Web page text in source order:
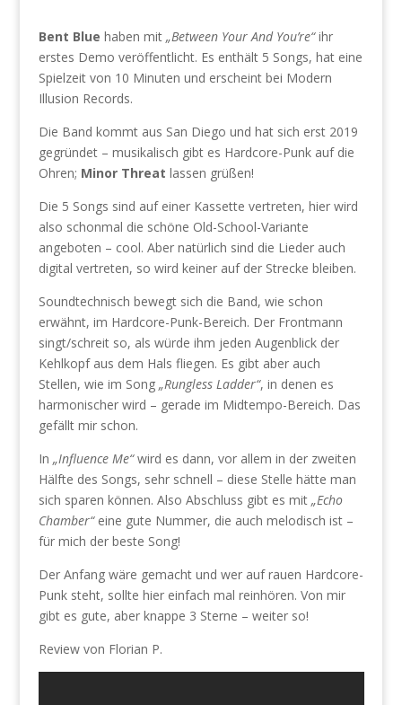
Bent Blue haben mit „Between Your And You’re“ihr
erstes Demo veröffentlicht. Es enthält 5 Songs, hat eine
Spielzeit von 10 Minuten und erscheint bei Modern
Illusion Records.
Die Band kommt aus San Diego und hat sich erst 2019
gegründet – musikalisch gibt es Hardcore-Punk auf die
Ohren; Minor Threat lassen grüßen!
Die 5 Songs sind auf einer Kassette vertreten, hier wird
also schonmal die schöne Old-School-Variante
angeboten – cool. Aber natürlich sind die Lieder auch
digital vertreten, so wird keiner auf der Strecke bleiben.
Soundtechnisch bewegt sich die Band, wie schon
erwähnt, im Hardcore-Punk-Bereich. Der Frontmann
singt/schreit so, als würde ihm jeden Augenblick der
Kehlkopf aus dem Hals fliegen. Es gibt aber auch
Stellen, wie im Song „Rungless Ladder“, in denen es
harmonischer wird – gerade im Midtempo-Bereich. Das
gefällt mir schon.
In „Influence Me“wird es dann, vor allem in der zweiten
Hälfte des Songs, sehr schnell – diese Stelle hätte man
sich sparen können. Also Abschluss gibt es mit „Echo
Chamber“eine gute Nummer, die auch melodisch ist –
für mich der beste Song!
Der Anfang wäre gemacht und wer auf rauen Hardcore-
Punk steht, sollte hier einfach mal reinhören. Von mir
gibt es gute, aber knappe 3 Sterne – weiter so!
Review von Florian P.